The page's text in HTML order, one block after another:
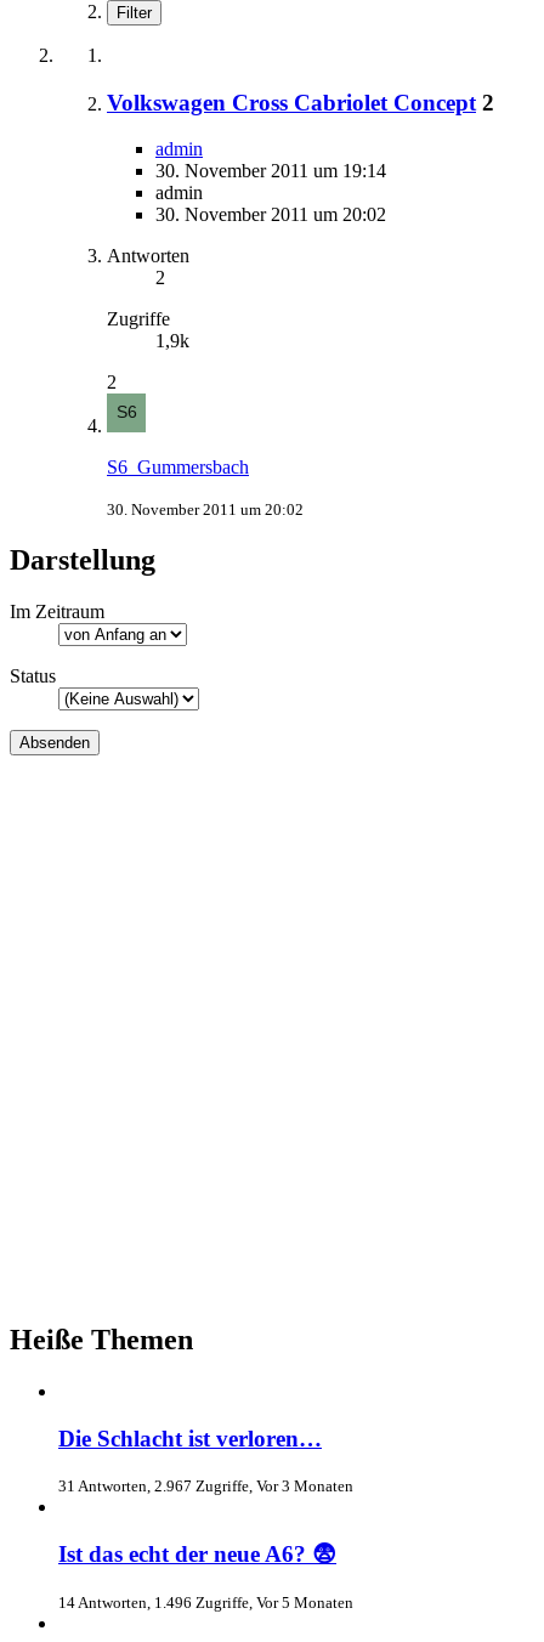
Filter
Volkswagen Cross Cabriolet Concept 2
admin
30. November 2011 um 19:14
admin
30. November 2011 um 20:02
Antworten
2
Zugriffe
1,9k
2
S6_Gummersbach
30. November 2011 um 20:02
Darstellung
Im Zeitraum
Status
Heiße Themen
Die Schlacht ist verloren…
31 Antworten, 2.967 Zugriffe, Vor 3 Monaten
Ist das echt der neue A6? 😨
14 Antworten, 1.496 Zugriffe, Vor 5 Monaten